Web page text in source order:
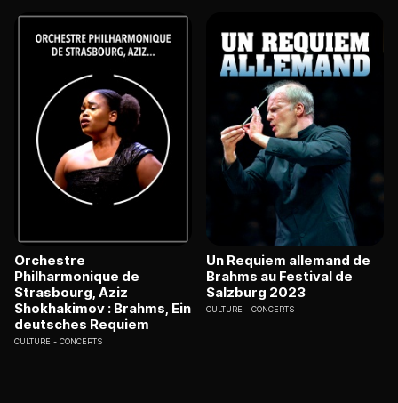
Orchestre
Philharmonique de
Strasbourg, Aziz
Shokhakimov : Brahms, Ein
deutsches Requiem
CULTURE CONCERTS
Un Requiem allemand de
Brahms au Festival de
Salzburg 2023
CULTURE CONCERTS